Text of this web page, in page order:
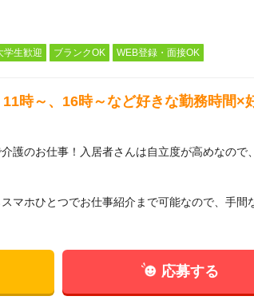
学生歓迎 ブランクOK WEB登録・面接OK
時～、16時～など好きな勤務時間×
護のお仕事！入居者さんは自立度が高めなので
マホひとつでお仕事紹介まで可能なので、手間
応募する